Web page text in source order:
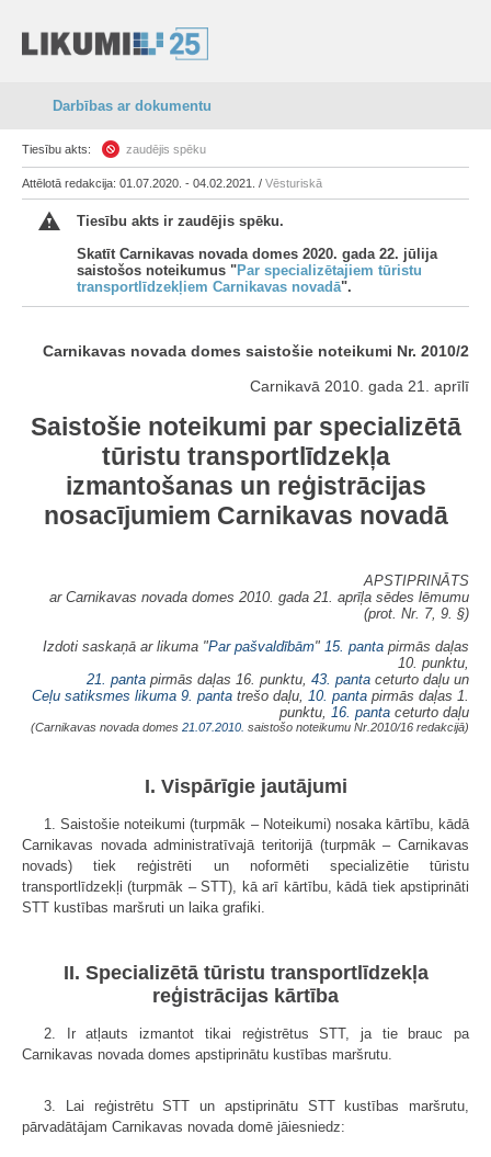
Darbības ar dokumentu
Tiesību akts: zaudējis spēku
Attēlotā redakcija: 01.07.2020. - 04.02.2021. / Vēsturiskā
Tiesību akts ir zaudējis spēku.
Skatīt Carnikavas novada domes 2020. gada 22. jūlija
saistošos noteikumus "Par specializētajiem tūristu
transportlīdzekļiem Carnikavas novadā".
Carnikavas novada domes saistošie noteikumi Nr. 2010/2
Carnikavā 2010. gada 21. aprīlī
Saistošie noteikumi par specializētā
tūristu transportlīdzekļa
izmantošanas un reģistrācijas
nosacījumiem Carnikavas novadā
APSTIPRINĀTS
ar Carnikavas novada domes 2010. gada 21. aprīļa sēdes lēmumu
(prot. Nr. 7, 9. §)
Izdoti saskaņā ar likuma "Par pašvaldībām" 15. panta pirmās daļas
10. punktu,
21. panta pirmās daļas 16. punktu, 43. panta ceturto daļu un
Ceļu satiksmes likuma 9. panta trešo daļu, 10. panta pirmās daļas 1.
punktu,
16. panta ceturto daļu
(Carnikavas novada domes 21.07.2010. saistošo noteikumu Nr.2010/16 redakcijā)
I. Vispārīgie jautājumi
1. Saistošie noteikumi (turpmāk – Noteikumi) nosaka kārtību, kādā
Carnikavas novada administratīvajā teritorijā (turpmāk – Carnikavas
novads) tiek reģistrēti un noformēti specializētie tūristu
transportlīdzekļi (turpmāk – STT), kā arī kārtību, kādā tiek apstiprināti
STT kustības maršruti un laika grafiki.
II. Specializētā tūristu transportlīdzekļa
reģistrācijas kārtība
2. Ir atļauts izmantot tikai reģistrētus STT, ja tie brauc pa
Carnikavas novada domes apstiprinātu kustības maršrutu.
3. Lai reģistrētu STT un apstiprinātu STT kustības maršrutu,
pārvadātājam Carnikavas novada domē jāiesniedz: